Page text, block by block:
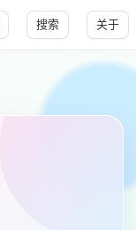
搜索 关于